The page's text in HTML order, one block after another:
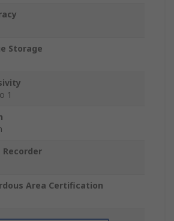
Storage
1
Recorder
Area Certification